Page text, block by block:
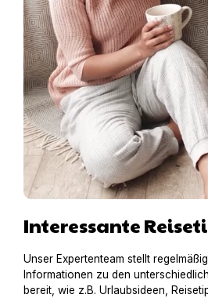
Interessante
Unser Expertenteam stellt
Informationen zu den
bereit, wie z.B. Urlaubsideen,